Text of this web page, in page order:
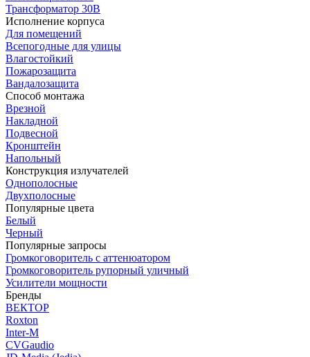
Трансформатор 30В
Исполнение корпуса
Для помещений
Всепогодные для улицы
Влагостойкий
Пожарозащита
Вандалозащита
Способ монтажа
Врезной
Накладной
Подвесной
Кронштейн
Напольный
Конструкция излучателей
Однополосные
Двухполосные
Популярные цвета
Белый
Черный
Популярные запросы
Громкоговоритель с аттенюатором
Громкоговоритель рупорный уличный
Усилители мощности
Бренды
ВЕКТОР
Roxton
Inter-M
CVGaudio